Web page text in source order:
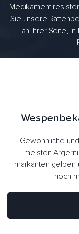
Medikament
Sie unsere
an Ihrer Seite,
Gewöhnliche
meisten
markanten gelben
noch